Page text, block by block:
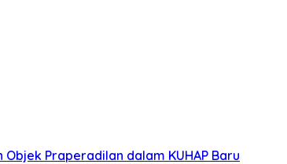
Praperadilan dalam KUHAP Baru